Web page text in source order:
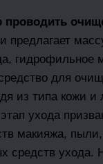
проводить
предлагает
гидрофильное
для
из типа кожи и
ухода
макияжа,
средств ухода.